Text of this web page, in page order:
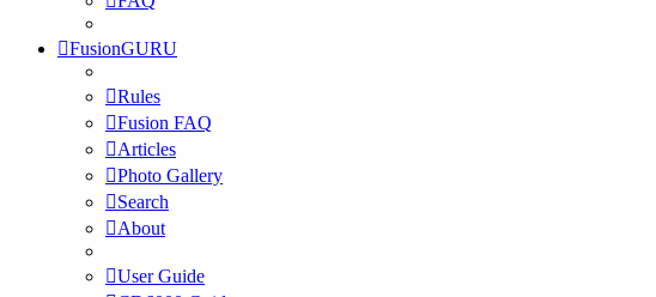
FusionGURU
Rules
Fusion FAQ
Articles
Photo Gallery
Search
About
User Guide